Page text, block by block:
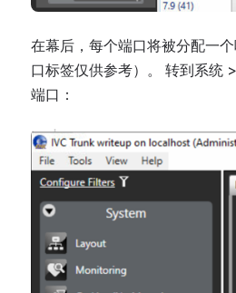
在幕后，每个端口将被分配一
口标签仅供参考）。 转到系统
端口：
Open